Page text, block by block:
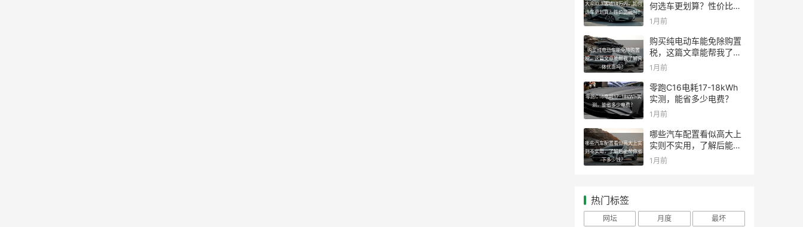
大众ID.3落地14万内，如何
选车更划算？性价比高吗？
何选车更划算？性价比高
吗？
1月前
购买纯电动车能免除购置
税，这篇文章能帮我了解具
体优惠吗？
购买纯电动车能免除购置
税，这篇文章能帮我了解
具体优惠吗？
1月前
零跑C16电耗17-18kWh实
测，能省多少电费？
零跑C16电耗17-18kWh
实测，能省多少电费？
1月前
哪些汽车配置看似高大上实
则不实用，了解后能帮你省
下多少钱？
哪些汽车配置看似高大上
实则不实用，了解后能帮
你省下多少钱？
1月前
热门标签
网坛 月度 最坏